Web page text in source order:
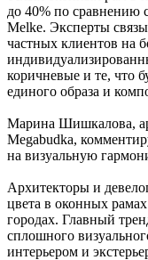
до 40% по сравнению
Melke. Эксперты
частных клиентов на
коричневые и те, что
единого образа и
Марина Шишкалова,
Megabudka,
на визуальную
Архитекторы и
цвета в оконных
городах. Главный
сплошного
интерьером и